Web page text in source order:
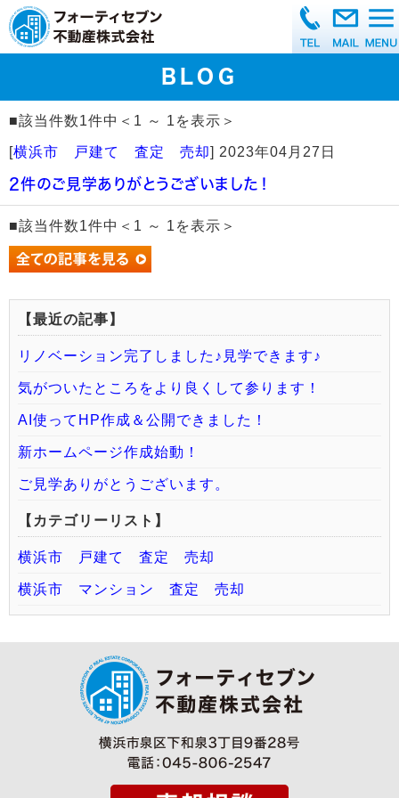
BLOG
■該当件数1件中＜1 ～ 1を表示＞
[横浜市 戸建て 査定 売却] 2023年04月27日
2件のご見学ありがとうございました！
■該当件数1件中＜1 ～ 1を表示＞
【最近の記事】
リノベーション完了しました♪見学できます♪
気がついたところをより良くして参ります！
AI使ってHP作成＆公開できました！
新ホームページ作成始動！
ご見学ありがとうございます。
【カテゴリーリスト】
横浜市 戸建て 査定 売却
横浜市 マンション 査定 売却